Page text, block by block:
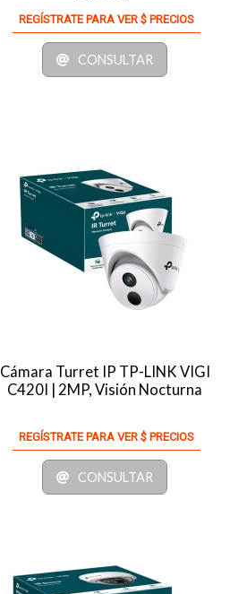
REGÍSTRATE PARA VER $ PRECIOS
CONSULTAR
Cámara Turret IP TP-LINK VIGI
C420I | 2MP, Visión Nocturna
REGÍSTRATE PARA VER $ PRECIOS
CONSULTAR